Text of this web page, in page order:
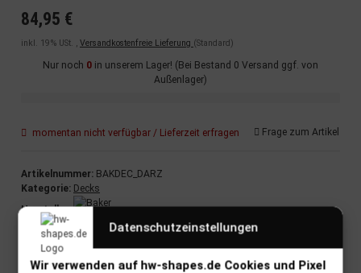
84,95 €
inkl. 19% USt. , Versandkostenfreie Lieferung (Standard)
Nur noch 0 in unserem Lager! (Bei Bestand 0 Versand ggf. von
Außenlager)
momentan nicht verfügbar / Lieferzeit erfragen Frage zum Artikel
Artikelnummer: BAKDEC_DARZ
Kategorie: Decks
Hersteller:
Beschreibung
Datenschutzeinstellungen
Wir verwenden auf hw-shapes.de Cookies und Pixel